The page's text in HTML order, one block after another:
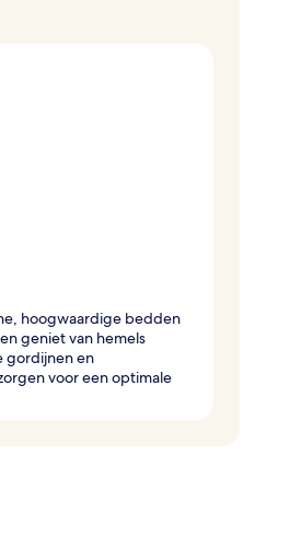
hoogwaardige bedden
geniet van hemels
gordijnen en
voor een optimale